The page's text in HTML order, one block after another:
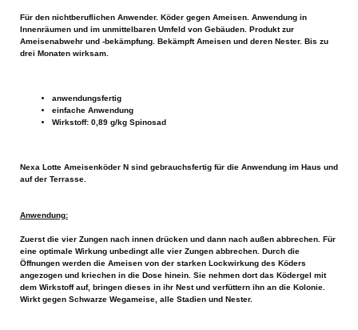
Für den nichtberuflichen Anwender. Köder gegen Ameisen. Anwendung in
Innenräumen und im unmittelbaren Umfeld von Gebäuden. Produkt zur
Ameisenabwehr und -bekämpfung. Bekämpft Ameisen und deren Nester. Bis zu
drei Monaten wirksam.
anwendungsfertig
einfache Anwendung
Wirkstoff: 0,89 g/kg Spinosad
Nexa Lotte Ameisenköder N sind gebrauchsfertig für die Anwendung im Haus und
auf der Terrasse.
Anwendung:
Zuerst die vier Zungen nach innen drücken und dann nach außen abbrechen. Für
eine optimale Wirkung unbedingt alle vier Zungen abbrechen. Durch die
Öffnungen werden die Ameisen von der starken Lockwirkung des Köders
angezogen und kriechen in die Dose hinein. Sie nehmen dort das Ködergel mit
dem Wirkstoff auf, bringen dieses in ihr Nest und verfüttern ihn an die Kolonie.
Wirkt gegen Schwarze Wegameise, alle Stadien und Nester.